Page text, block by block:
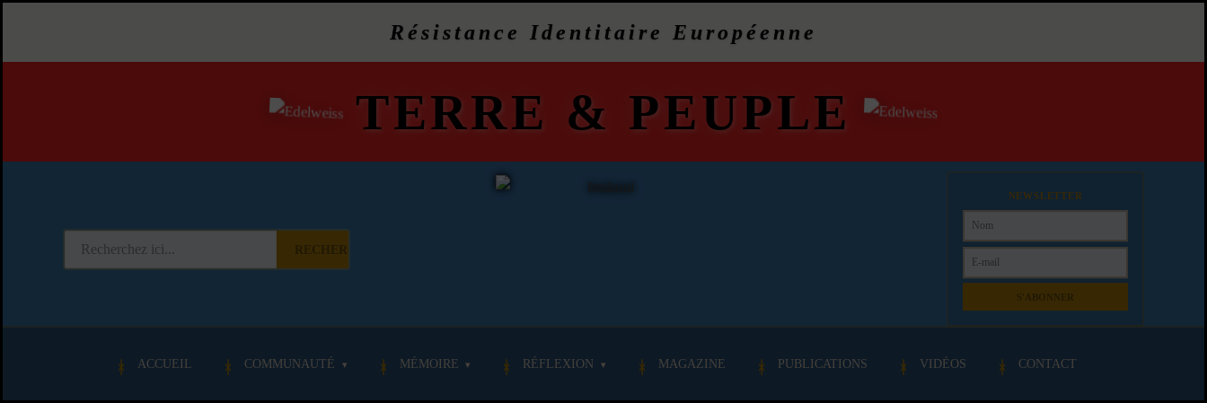
Résistance Identitaire Européenne
TERRE & PEUPLE
NEWSLETTER
ACCUEIL COMMUNAUTÉ MÉMOIRE RÉFLEXION MAGAZINE PUBLICATIONS VIDÉOS CONTACT